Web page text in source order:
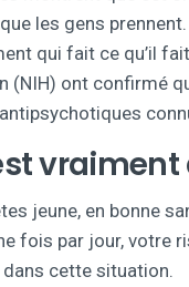
les gens
qui fait ce qu’il
(NIH) ont confirmé
vraiment
jeune, en bonne
fois par jour, votre
cette situation.